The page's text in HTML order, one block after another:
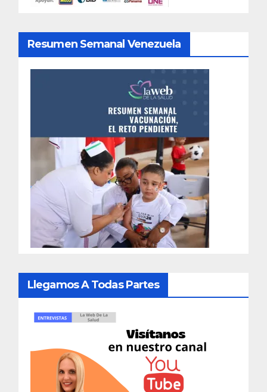
Resumen Semanal Venezuela
Llegamos A Todas Partes